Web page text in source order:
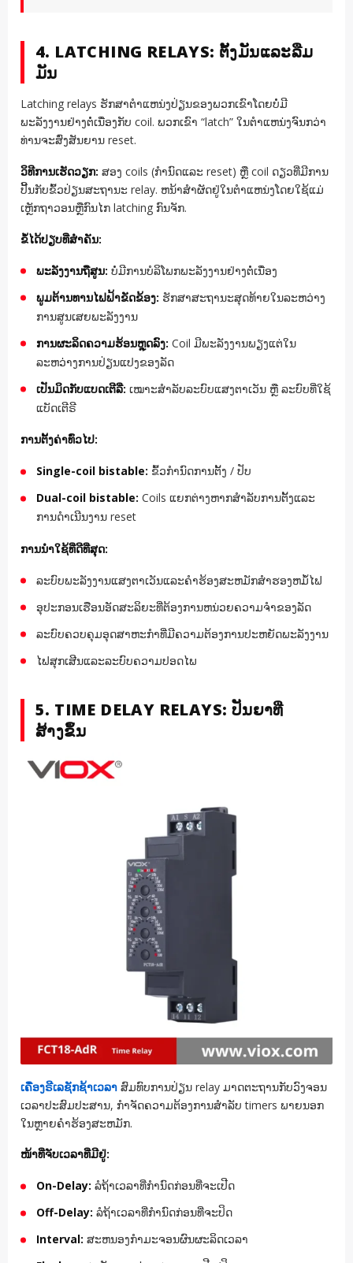
4. LATCHING RELAYS: ຕັ້ງມັນແລະລືມ
ມັນ
Latching relays ຮັກສາຕໍາແຫນ່ງປ່ຽນຂອງພວກເຂົາໂດຍບໍ່ມີ
ພະລັງງານຢ່າງຕໍ່ເນື່ອງກັບ coil. ພວກເຂົາ “latch” ໃນຕໍາແຫນ່ງຈົນກວ່າ
ທ່ານຈະສົ່ງສັນຍານ reset.
ວິທີການເຮັດວຽກ: ສອງ coils (ກໍານົດແລະ reset) ຫຼື coil ດຽວທີ່ມີການ
ປີ້ນກັບຂົ້ວປ່ຽນສະຖານະ relay. ຫນ້າສໍາຜັດຢູ່ໃນຕໍາແຫນ່ງໂດຍໃຊ້ແມ່
ເຫຼັກຖາວອນຫຼືກົນໄກ latching ກົນຈັກ.
ຂໍ້ໄດ້ປຽບທີ່ສໍາຄັນ:
ພະລັງງານຖືສູນ: ບໍ່ມີການບໍລິໂພກພະລັງງານຢ່າງຕໍ່ເນື່ອງ
ພູມຕ້ານທານໄຟຟ້າຂັດຂ້ອງ: ຮັກສາສະຖານະສຸດທ້າຍໃນລະຫວ່າງ
ການສູນເສຍພະລັງງານ
ການຜະລິດຄວາມຮ້ອນຫຼຸດລົງ: Coil ມີພະລັງງານພຽງແຕ່ໃນ
ລະຫວ່າງການປ່ຽນແປງຂອງລັດ
ເປັນມິດກັບແບດເຕີລີ່: ເໝາະສຳລັບລະບົບແສງຕາເວັນ ຫຼື ລະບົບທີ່ໃຊ້
ແບັດເຕີຣີ
ການຕັ້ງຄ່າທົ່ວໄປ:
Single-coil bistable: ຂົ້ວກໍານົດການຕັ້ງ / ປັບ
Dual-coil bistable: ​​Coils ແຍກຕ່າງຫາກສໍາລັບການຕັ້ງແລະ
ການດໍາເນີນງານ reset
ການນໍາໃຊ້ທີ່ດີທີ່ສຸດ:
ລະບົບພະລັງງານແສງຕາເວັນແລະຄໍາຮ້ອງສະຫມັກສໍາຮອງຫມໍ້ໄຟ
ອຸປະກອນເຮືອນອັດສະລິຍະທີ່ຕ້ອງການຫນ່ວຍຄວາມຈໍາຂອງລັດ
ລະບົບຄວບຄຸມອຸດສາຫະກໍາທີ່ມີຄວາມຕ້ອງການປະຫຍັດພະລັງງານ
ໄຟສຸກເສີນແລະລະບົບຄວາມປອດໄພ
5. TIME DELAY RELAYS: ປັນຍາທີ່
ສ້າງຂຶ້ນ
ເຄື່ອງຣີເລຊັກຊ້າເວລາ ສົມທົບການປ່ຽນ relay ມາດຕະຖານກັບວົງຈອນ
ເວລາປະສົມປະສານ, ກໍາຈັດຄວາມຕ້ອງການສໍາລັບ timers ພາຍນອກ
ໃນຫຼາຍຄໍາຮ້ອງສະຫມັກ.
ໜ້າທີ່ຈັບເວລາທີ່ມີຢູ່:
On-Delay: ລໍຖ້າເວລາທີ່ກໍານົດກ່ອນທີ່ຈະເປີດ
Off-Delay: ລໍຖ້າເວລາທີ່ກໍານົດກ່ອນທີ່ຈະປິດ
Interval: ສະຫນອງກໍາມະຈອນຜົນຜະລິດເວລາ